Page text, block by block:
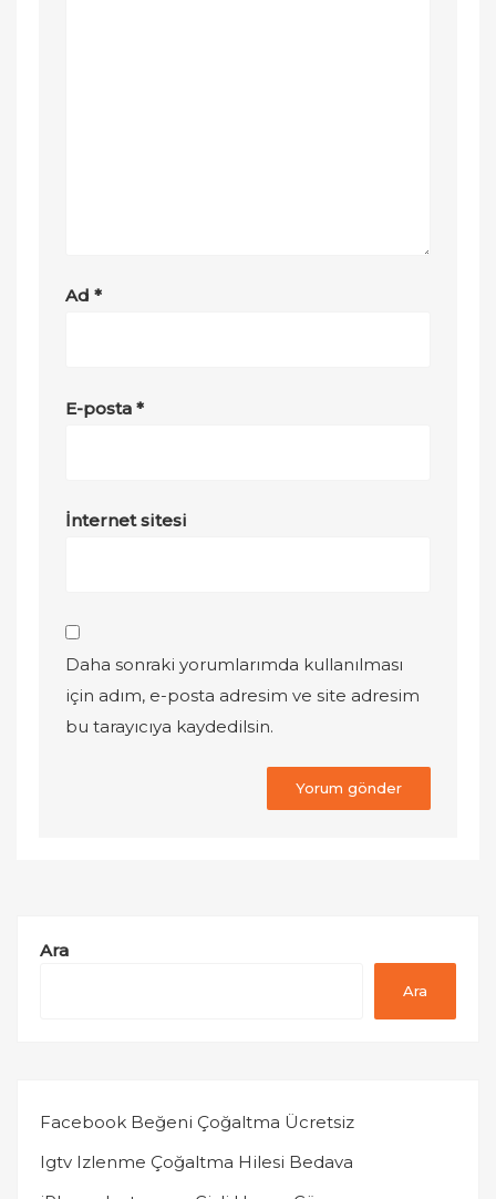
Ad*
E-posta*
İnternet sitesi
Daha sonraki yorumlarımda kullanılması
için adım, e-posta adresim ve site adresim
bu tarayıcıya kaydedilsin.
Ara
Ara
Facebook Beğeni Çoğaltma Ücretsiz
Igtv Izlenme Çoğaltma Hilesi Bedava